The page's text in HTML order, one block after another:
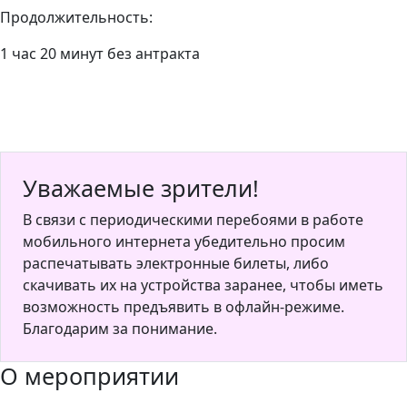
Продолжительность:
1 час 20 минут без антракта
Уважаемые зрители!
В связи с периодическими перебоями в работе
мобильного интернета убедительно просим
распечатывать электронные билеты, либо
скачивать их на устройства заранее, чтобы иметь
возможность предъявить в офлайн-режиме.
Благодарим за понимание.
О мероприятии